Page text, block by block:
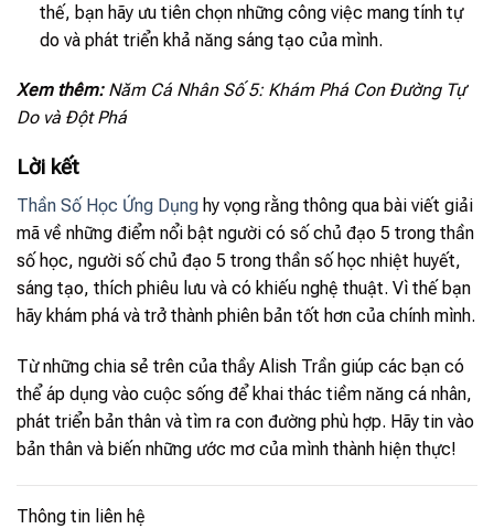
thế, bạn hãy ưu tiên chọn những công việc mang tính tự
do và phát triển khả năng sáng tạo của mình.
Xem thêm: Năm Cá Nhân Số 5: Khám Phá Con Đường Tự
Do và Đột Phá
Lời kết
Thần Số Học Ứng Dụng hy vọng rằng thông qua bài viết giải
mã về những điểm nổi bật người có số chủ đạo 5 trong thần
số học, người số chủ đạo 5 trong thần số học nhiệt huyết,
sáng tạo, thích phiêu lưu và có khiếu nghệ thuật. Vì thế bạn
hãy khám phá và trở thành phiên bản tốt hơn của chính mình.
Từ những chia sẻ trên của thầy Alish Trần giúp các bạn có
thể áp dụng vào cuộc sống để khai thác tiềm năng cá nhân,
phát triển bản thân và tìm ra con đường phù hợp. Hãy tin vào
bản thân và biến những ước mơ của mình thành hiện thực!
Thông tin liên hệ